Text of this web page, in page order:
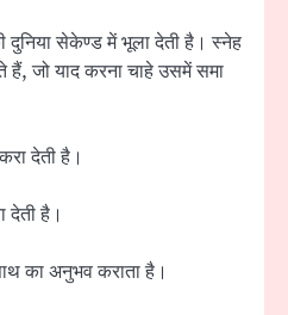
सेकेण्ड में भूला देती है। स्नेह
हैं, जो याद करना चाहे उसमें समा
देती है।
देती है।
का अनुभव कराता है।